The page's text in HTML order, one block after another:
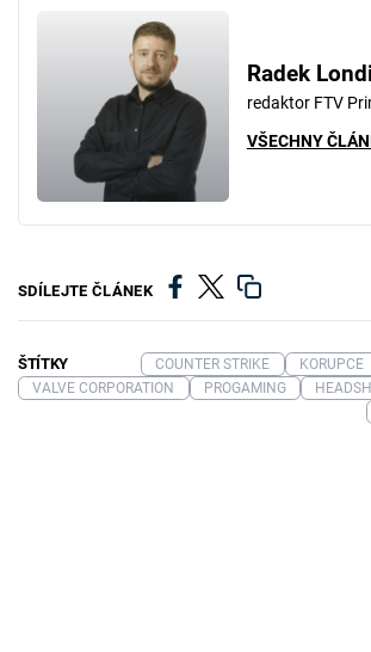
Radek
redaktor FTV
VŠECHNY
SDÍLEJTE ČLÁNEK
ŠTÍTKY COUNTER STRIKE KORUPCE
VALVE CORPORATION
PROGAMING